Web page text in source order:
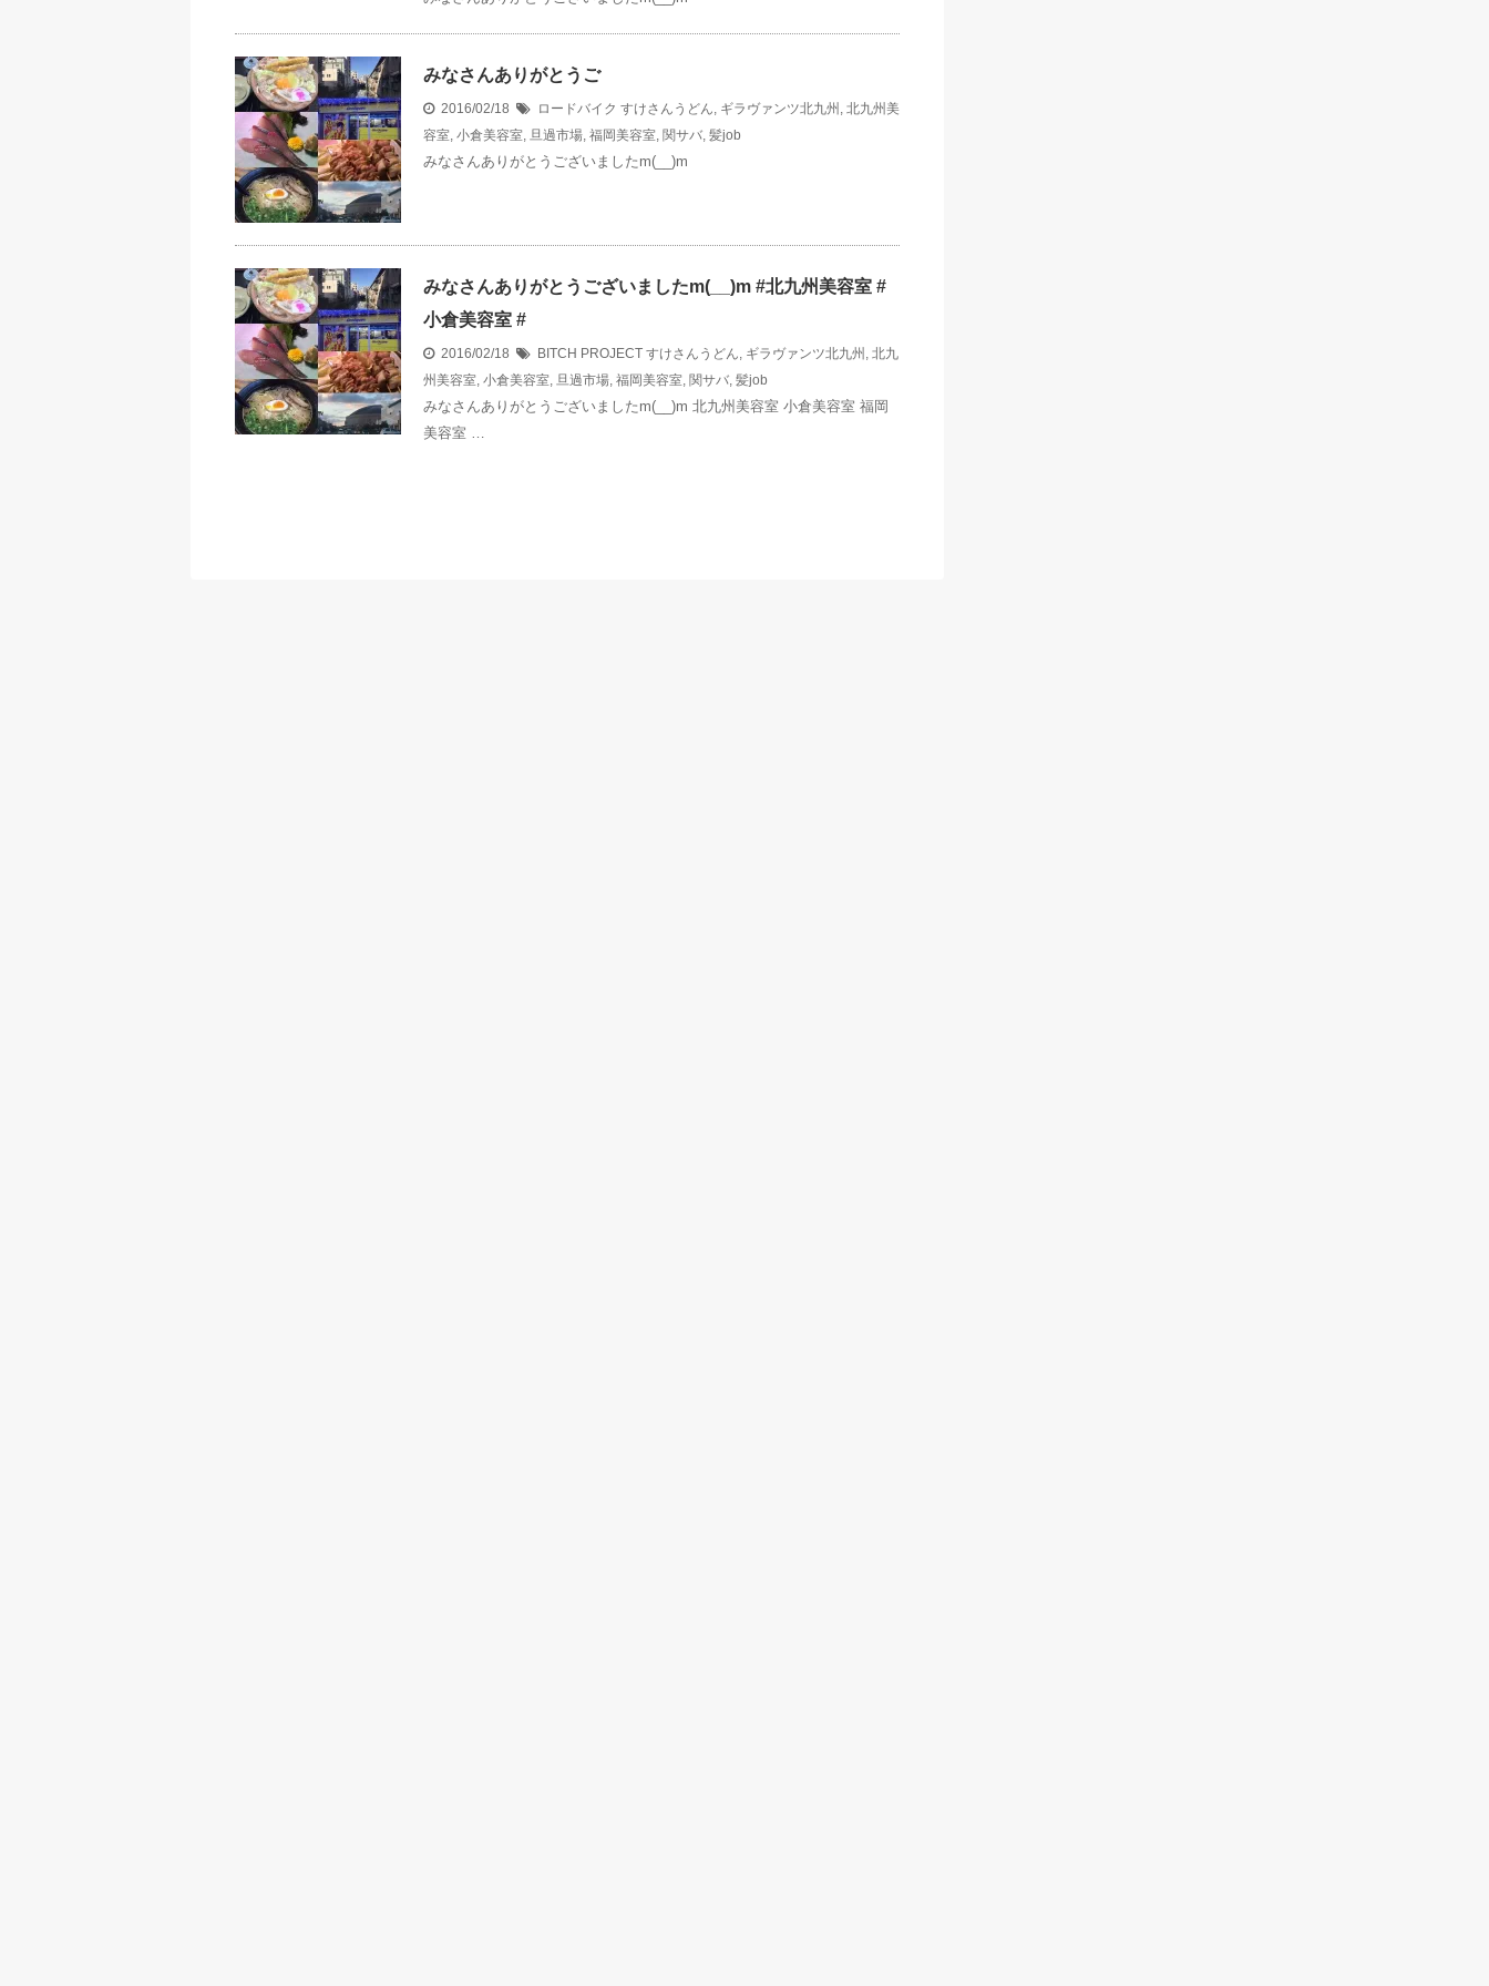
みなさんありがとうご
2016/02/18 ロードバイク すけさんうどん, ギラヴァンツ北九州 , 北九州美
容室, 小倉美容室, 旦過市場, 福岡美容室, 関サバ, 髪job
みなさんありがとうございましたm(__)m
みなさんありがとうございましたm(__)m #北九州美容室 #
小倉美容室 #
2016/02/18 BITCH PROJECT すけさんうどん, ギラヴァンツ北九州 , 北九
州美容室, 小倉美容室, 旦過市場, 福岡美容室, 関サバ, 髪job
みなさんありがとうございましたm(__)m 北九州美容室 小倉美容室 福岡
美容室 …